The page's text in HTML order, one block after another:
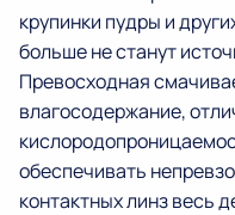
крупинки пудры и
больше не станут
Превосходная
влагосодержание,
обеспечивать
контактных линз весь